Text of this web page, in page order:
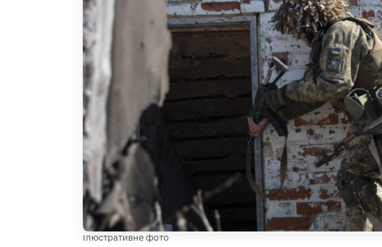
Ілюстративне фото